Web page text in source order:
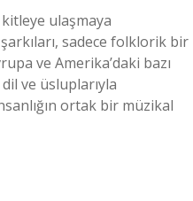
ulaşmaya
sadece folklorik bir
ve Amerika’daki bazı
ve üsluplarıyla
ortak bir müzikal